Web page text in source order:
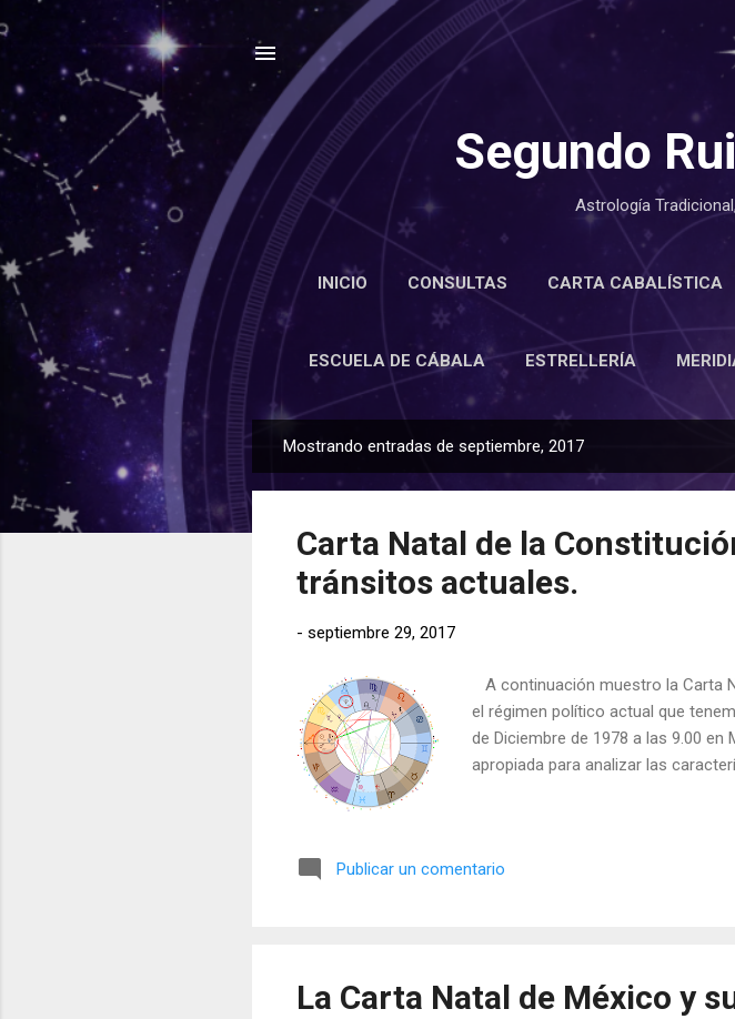
Ir al
Segundo
Astrología
INICIO CONSULTAS CARTA CABALÍSTICA
ENCICLOPEDIA ESTRELLERÍA
ESCUELA DE CÁBALA
ESTRELLERÍA
n
Mostrando entradas de septiembre, 2017
Carta Natal de la
tránsitos actuales.
- septiembre 29, 2017
A continuación muestro la Carta
el régimen político actual que
de Diciembre de 1978 a las 9.00
apropiada para analizar las
Publicar un comentario
La Carta Natal de México y